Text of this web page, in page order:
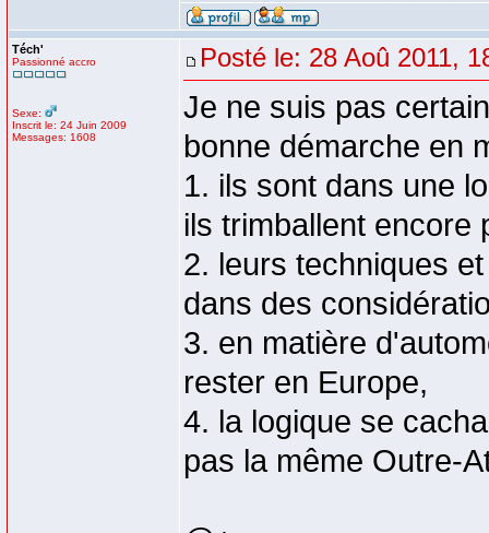
Téch'
Passionné accro
Sexe:
Inscrit le: 24 Juin 2009
Messages: 1608
Posté le: 28 Aoû 2011,
Je ne suis pas
bonne démarche en
1. ils sont dans une
ils trimballent encore
2. leurs techniques
dans des
3. en matière
rester en Europe,
4. la logique se
pas la même Outre-